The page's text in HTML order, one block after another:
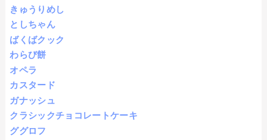
きゅうりめし
としちゃん
ばくばクック
わらび餅
オペラ
カスタード
ガナッシュ
クラシックチョコレートケーキ
ググロフ